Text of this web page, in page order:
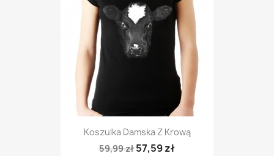
Koszulka Damska Z Krową
59,99 zł 57,59 zł